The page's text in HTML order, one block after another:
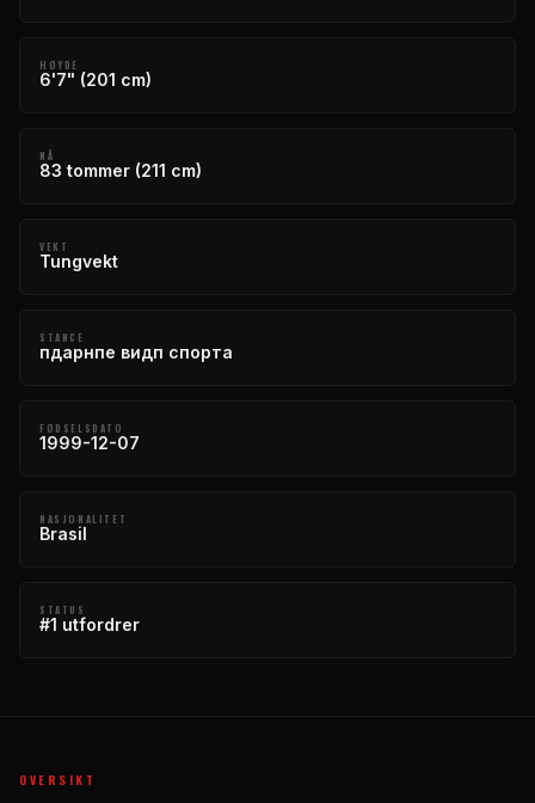
HØYDE
6'7" (201 cm)
NÅ
83 tommer (211 cm)
VEKT
Tungvekt
STANCE
пдарнпе видп спорта
FØDSELSDATO
1999-12-07
NASJONALITET
Brasil
STATUS
#1 utfordrer
OVERSIKT